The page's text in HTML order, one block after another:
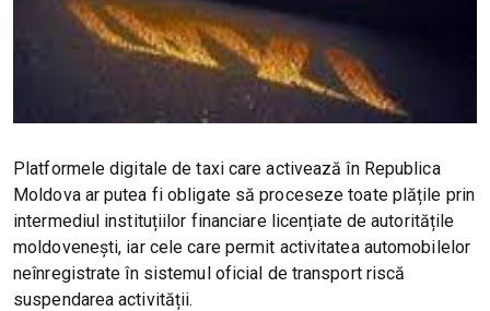
Platformele digitale de taxi care activează în Republica
Moldova ar putea fi obligate să proceseze toate plățile prin
intermediul instituțiilor financiare licențiate de autoritățile
moldovenești, iar cele care permit activitatea automobilelor
neînregistrate în sistemul oficial de transport riscă
suspendarea activității.